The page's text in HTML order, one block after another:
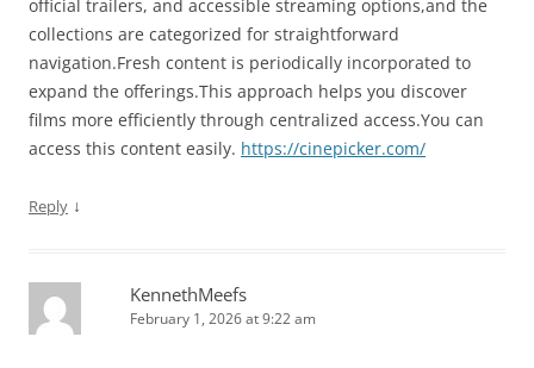
official trailers, and accessible streaming options,and the
collections are categorized for straightforward
navigation.Fresh content is periodically incorporated to
expand the offerings.This approach helps you discover
films more efficiently through centralized access.You can
access this content easily. https://cinepicker.com/
Reply ↓
KennethMeefs
February 1, 2026 at 9:22 am